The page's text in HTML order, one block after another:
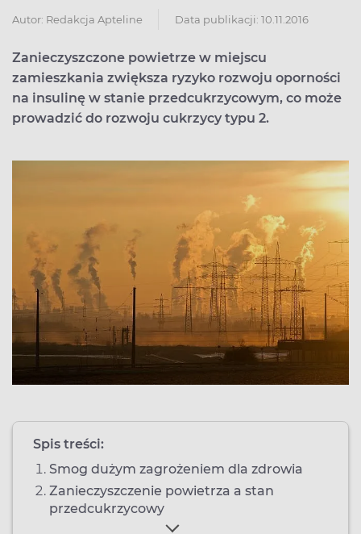
Autor: Redakcja Apteline Data publikacji: 10.11.2016
Zanieczyszczone powietrze w miejscu
zamieszkania zwiększa ryzyko rozwoju oporności
na insulinę w stanie przedcukrzycowym, co może
prowadzić do rozwoju cukrzycy typu 2.
Spis treści:
Smog dużym zagrożeniem dla zdrowia
Zanieczyszczenie powietrza a stan
przedcukrzycowy